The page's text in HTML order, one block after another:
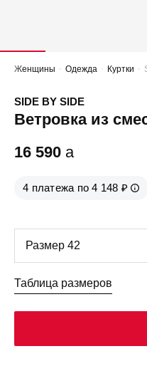
Женщины Одежда Куртки
SIDE BY SIDE
Ветровка из
16 590 a
4 платежа по 4 148 ₽
Таблица размеров